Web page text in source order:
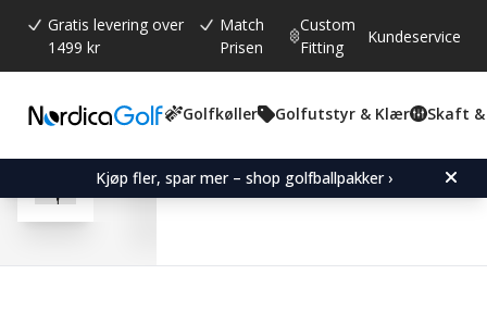
Gratis levering over
1499 kr
Match
Prisen
Custom
Fitting
Kundeservice
Golfkøller Golfutstyr & Klær Skaft &
Kjøp fler, spar mer – shop golfballpakker ›
Gjennomsnittskarakter:
4.9 (stemmer:
14)
Adapter Sleeve for